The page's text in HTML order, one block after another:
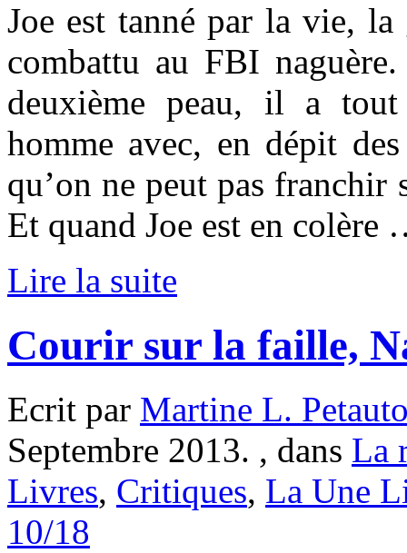
Joe est tanné par la vie,
combattu au FBI
deuxième peau, il a
homme avec, en dépit
qu’on ne peut pas franchir
Et quand Joe est en colère
Lire la suite
Courir sur la faille,
Ecrit par Martine L.
Septembre 2013. , dans La
Livres, Critiques, La Une
10/18